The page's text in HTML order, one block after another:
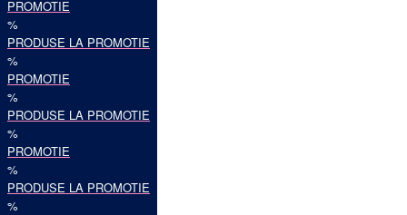
PROMOTIE
%
PRODUSE LA PROMOTIE
%
PROMOTIE
%
PRODUSE LA PROMOTIE
%
PROMOTIE
%
PRODUSE LA PROMOTIE
%